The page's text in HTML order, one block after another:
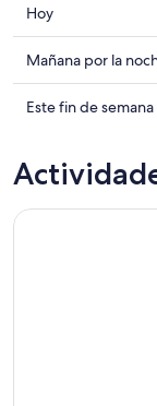
Consultar
precios
en
Rodgau
para
ago
Hoy
Consultar
precios
en
mañana
Mañana por la
Consultar
Rodgau
Este fin de semana
Fráncfort: